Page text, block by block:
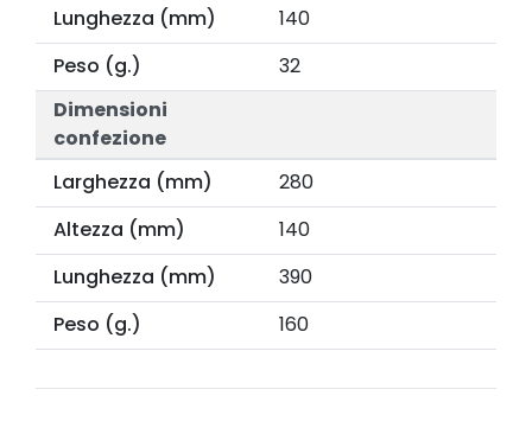
Lunghezza (mm)
140
Peso (g.)
32
Dimensioni
confezione
Larghezza (mm)
280
Altezza (mm)
140
Lunghezza (mm)
390
Peso (g.)
160